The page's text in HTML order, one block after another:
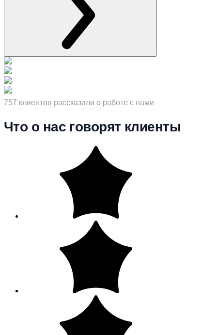
757 клиентов рассказали о работе с нами
Что о нас говорят клиенты